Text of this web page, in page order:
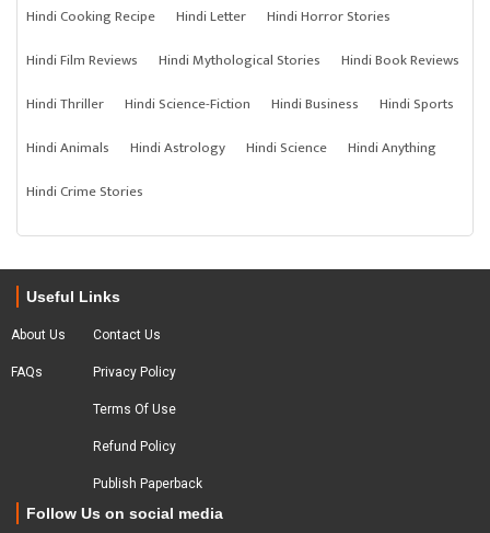
Hindi Cooking Recipe
Hindi Letter
Hindi Horror Stories
Hindi Film Reviews
Hindi Mythological Stories
Hindi Book Reviews
Hindi Thriller
Hindi Science-Fiction Hindi Business
Hindi Sports
Hindi Animals
Hindi Astrology Hindi Science
Hindi Anything
Hindi Crime Stories
Useful Links
About Us
FAQs
Contact Us
Privacy Policy
Terms Of Use
Refund Policy
Publish Paperback
Follow Us on social media